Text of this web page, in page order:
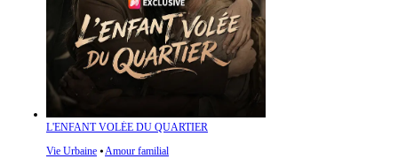
L'ENFANT VOLÉE DU QUARTIER
Vie Urbaine ⦁Amour familial